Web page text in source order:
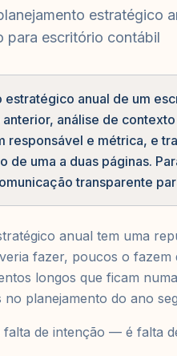
estratégico
escritório contábil
estratégico anual de um
análise de
responsável e métrica, e
de uma a duas páginas.
transparente
anual tem uma
fazer, poucos o
longos que ficam
no planejamento do ano
falta de intenção — é falta